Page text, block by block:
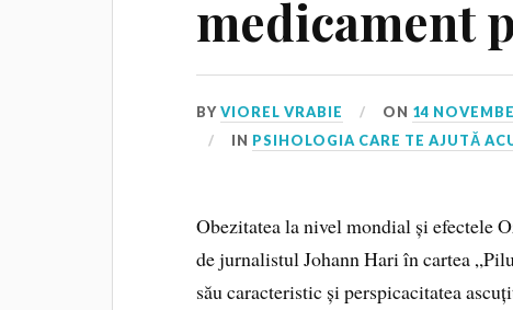
medicament
BYVIOREL VRABIE ON 14
IN PSIHOLOGIA CARE TE AJUTĂ
Obezitatea la nivel mondial și efectele
de jurnalistul Johann Hari în cartea
său caracteristic și perspicacitatea